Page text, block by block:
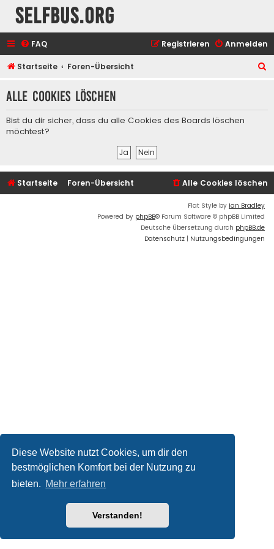
Diese Website nutzt Cookies, um dir den
bestmöglichen Komfort bei der Nutzung zu
bieten. Mehr erfahren
Verstanden!
selfbus.org
FAQ Anmelden
Registrieren
Startseite Foren-Übersicht
h
Alle Cookies löschen
Bist du dir sicher, dass du alle Cookies des Boards löschen
möchtest?
Startseite Foren-Übersicht Alle Cookies löschen
Flat Style by Ian Bradley
Powered by phpBB® Forum Software © phpBB Limited
Deutsche Übersetzung durch phpBB.de
Datenschutz | Nutzungsbedingungen